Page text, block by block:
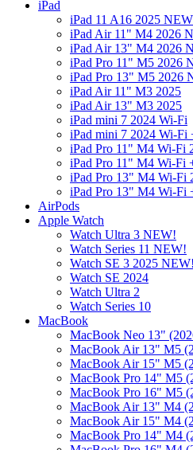
iPad
iPad 11 A16 2025
iPad Air 11" M4 2026
iPad Air 13" M4 2026
iPad Pro 11" M5 2026
iPad Pro 13" M5 2026
iPad Air 11" M3 2025
iPad Air 13" M3 2025
iPad mini 7 2024 Wi-Fi
iPad mini 7 2024 Wi-Fi
iPad Pro 11" M4 Wi-Fi
iPad Pro 11" M4 Wi-Fi
iPad Pro 13" M4 Wi-Fi
iPad Pro 13" M4 Wi-Fi
AirPods
Apple Watch
Watch Ultra 3 NEW!
Watch Series 11 NEW!
Watch SE 3 2025 NEW!
Watch SE 2024
Watch Ultra 2
Watch Series 10
MacBook
MacBook Neo 13"
MacBook Air 13" M5
MacBook Air 15" M5
MacBook Pro 14" M5
MacBook Pro 16" M5
MacBook Air 13" M4
MacBook Air 15" M4
MacBook Pro 14" M4